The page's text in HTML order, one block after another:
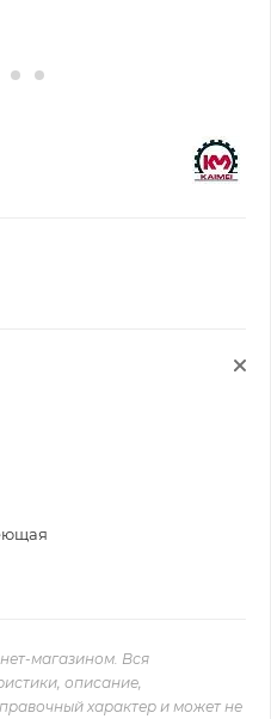
магазином. Вся
описание,
характер и может не